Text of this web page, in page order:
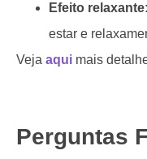
Efeito relaxante:
estar e
Veja aqui mais
Perguntas